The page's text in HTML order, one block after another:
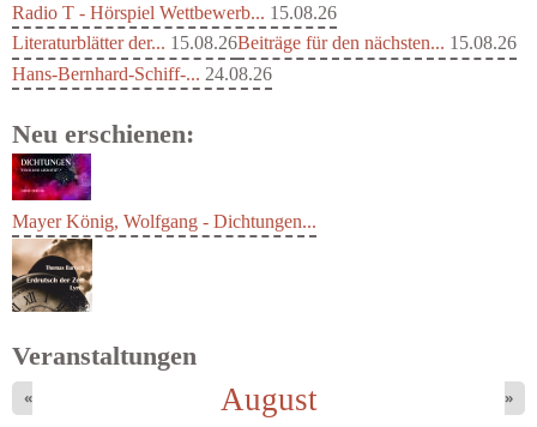
Radio T - Hörspiel Wettbewerb... 15.08.26
Literaturblätter der... 15.08.26Beiträge für den nächsten... 15.08.26
Hans-Bernhard-Schiff-... 24.08.26
Neu erschienen:
Bartsch, Thomas - Erdrutsch der...
Mayer König, Wolfgang - Dichtungen...
Veranstaltungen
August
« »